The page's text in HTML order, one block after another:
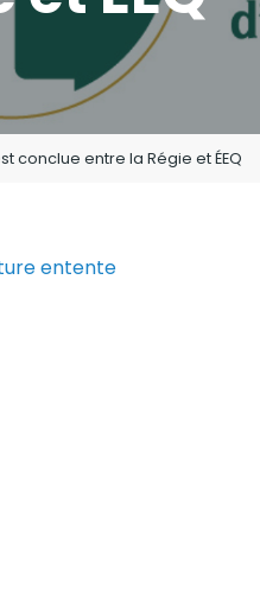
conclue entre la Régie et ÉEQ
entente